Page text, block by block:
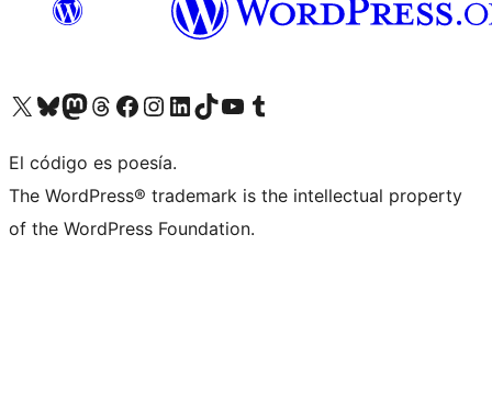
Visita nuestra cuenta de X (anteriormente Twitter)
Visita nuestra cuenta de Bluesky
Visita nuestra cuenta de Mastodon
Visita nuestra cuenta de Threads
Visita nuestra página de Facebook
Visita nuestra cuenta de Instagram
Visita nuestra cuenta de LinkedIn
Visita nuestra cuenta de TikTok
Visita nuestro canal de YouTube
Visita nuestra cuenta de Tumblr
El código es poesía.
The WordPress® trademark is the intellectual property
of the WordPress Foundation.